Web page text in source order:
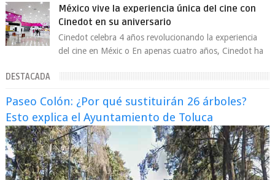
México vive la experiencia única del cine con
Cinedot en su aniversario
Cinedot celebra 4 años revolucionando la experiencia
del cine en Méxic o En apenas cuatro años, Cinedot ha
DESTACADA
Paseo Colón: ¿Por qué sustituirán 26 árboles?
Esto explica el Ayuntamiento de Toluca